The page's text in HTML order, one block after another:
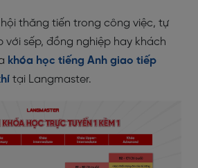
thăng tiến trong công việc, tự
với sếp, đồng nghiệp hay khách
khóa học tiếng Anh giao tiếp
tại Langmaster.